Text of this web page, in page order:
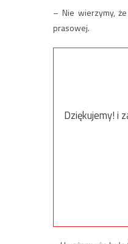
– Nie wierzymy,
prasowej.
Dziękujemy! i